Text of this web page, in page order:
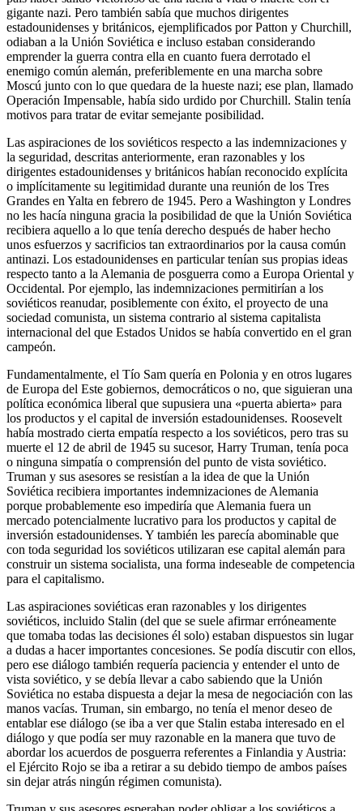
gigante nazi. Pero también sabía que muchos dirigentes
estadounidenses y británicos, ejemplificados por Patton y Churchill,
odiaban a la Unión Soviética e incluso estaban considerando
emprender la guerra contra ella en cuanto fuera derrotado el
enemigo común alemán, preferiblemente en una marcha sobre
Moscú junto con lo que quedara de la hueste nazi; ese plan, llamado
Operación Impensable, había sido urdido por Churchill. Stalin tenía
motivos para tratar de evitar semejante posibilidad.
Las aspiraciones de los soviéticos respecto a las indemnizaciones y
la seguridad, descritas anteriormente, eran razonables y los
dirigentes estadounidenses y británicos habían reconocido explícita
o implícitamente su legitimidad durante una reunión de los Tres
Grandes en Yalta en febrero de 1945. Pero a Washington y Londres
no les hacía ninguna gracia la posibilidad de que la Unión Soviética
recibiera aquello a lo que tenía derecho después de haber hecho
unos esfuerzos y sacrificios tan extraordinarios por la causa común
antinazi. Los estadounidenses en particular tenían sus propias ideas
respecto tanto a la Alemania de posguerra como a Europa Oriental y
Occidental. Por ejemplo, las indemnizaciones permitirían a los
soviéticos reanudar, posiblemente con éxito, el proyecto de una
sociedad comunista, un sistema contrario al sistema capitalista
internacional del que Estados Unidos se había convertido en el gran
campeón.
Fundamentalmente, el Tío Sam quería en Polonia y en otros lugares
de Europa del Este gobiernos, democráticos o no, que siguieran una
política económica liberal que supusiera una «puerta abierta» para
los productos y el capital de inversión estadounidenses. Roosevelt
había mostrado cierta empatía respecto a los soviéticos, pero tras su
muerte el 12 de abril de 1945 su sucesor, Harry Truman, tenía poca
o ninguna simpatía o comprensión del punto de vista soviético.
Truman y sus asesores se resistían a la idea de que la Unión
Soviética recibiera importantes indemnizaciones de Alemania
porque probablemente eso impediría que Alemania fuera un
mercado potencialmente lucrativo para los productos y capital de
inversión estadounidenses. Y también les parecía abominable que
con toda seguridad los soviéticos utilizaran ese capital alemán para
construir un sistema socialista, una forma indeseable de competencia
para el capitalismo.
Las aspiraciones soviéticas eran razonables y los dirigentes
soviéticos, incluido Stalin (del que se suele afirmar erróneamente
que tomaba todas las decisiones él solo) estaban dispuestos sin lugar
a dudas a hacer importantes concesiones. Se podía discutir con ellos,
pero ese diálogo también requería paciencia y entender el unto de
vista soviético, y se debía llevar a cabo sabiendo que la Unión
Soviética no estaba dispuesta a dejar la mesa de negociación con las
manos vacías. Truman, sin embargo, no tenía el menor deseo de
entablar ese diálogo (se iba a ver que Stalin estaba interesado en el
diálogo y que podía ser muy razonable en la manera que tuvo de
abordar los acuerdos de posguerra referentes a Finlandia y Austria:
el Ejército Rojo se iba a retirar a su debido tiempo de ambos países
sin dejar atrás ningún régimen comunista).